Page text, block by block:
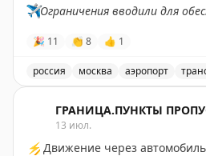
✈️Ограничения вводили для
✈️ Говорит Росавиация| MAX
🎉 11 👏 8 👍 1
россия москва аэропорт
ГРАНИЦА.ПУНКТЫ
13 июл.
⚡ Движение через